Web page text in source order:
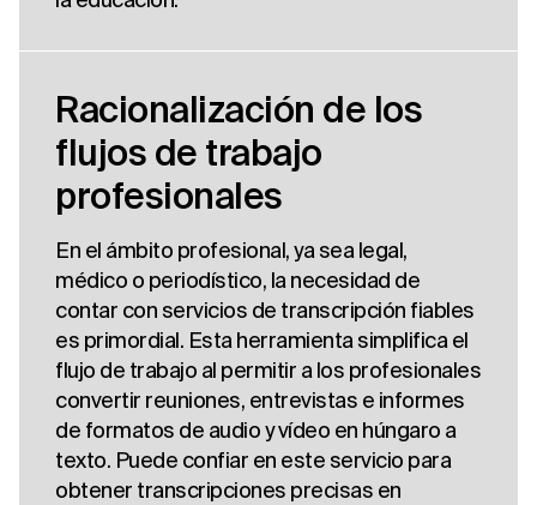
Racionalización de los
flujos de trabajo
profesionales
En el ámbito profesional, ya sea legal,
médico o periodístico, la necesidad de
contar con servicios de transcripción fiables
es primordial. Esta herramienta simplifica el
flujo de trabajo al permitir a los profesionales
convertir reuniones, entrevistas e informes
de formatos de audio y vídeo en húngaro a
texto. Puede confiar en este servicio para
obtener transcripciones precisas en